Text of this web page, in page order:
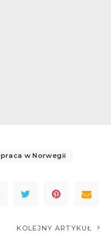
praca w Norwegii
KOLEJNY ARTYKUŁ